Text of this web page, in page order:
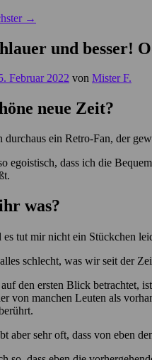
→
und besser!
Februar 2022 von Mister F.
neue Zeit?
ein Retro-Fan, der
egoistisch, dass ich die
was?
es tut mir nicht ein Stückchen
schlecht, was wir seit der
den ersten Blick betrachtet,
von manchen Leuten als
aber sehr oft, dass von eben